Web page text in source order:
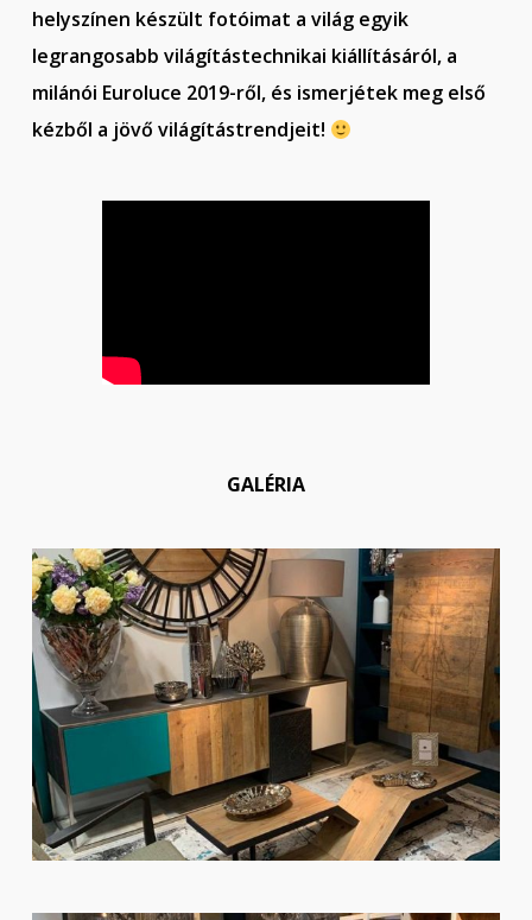
helyszínen készült fotóimat a világ egyik
legrangosabb világítástechnikai kiállításáról, a
milánói Euroluce 2019-ről, és ismerjétek meg első
kézből a jövő világítástrendjeit!
GALÉRIA